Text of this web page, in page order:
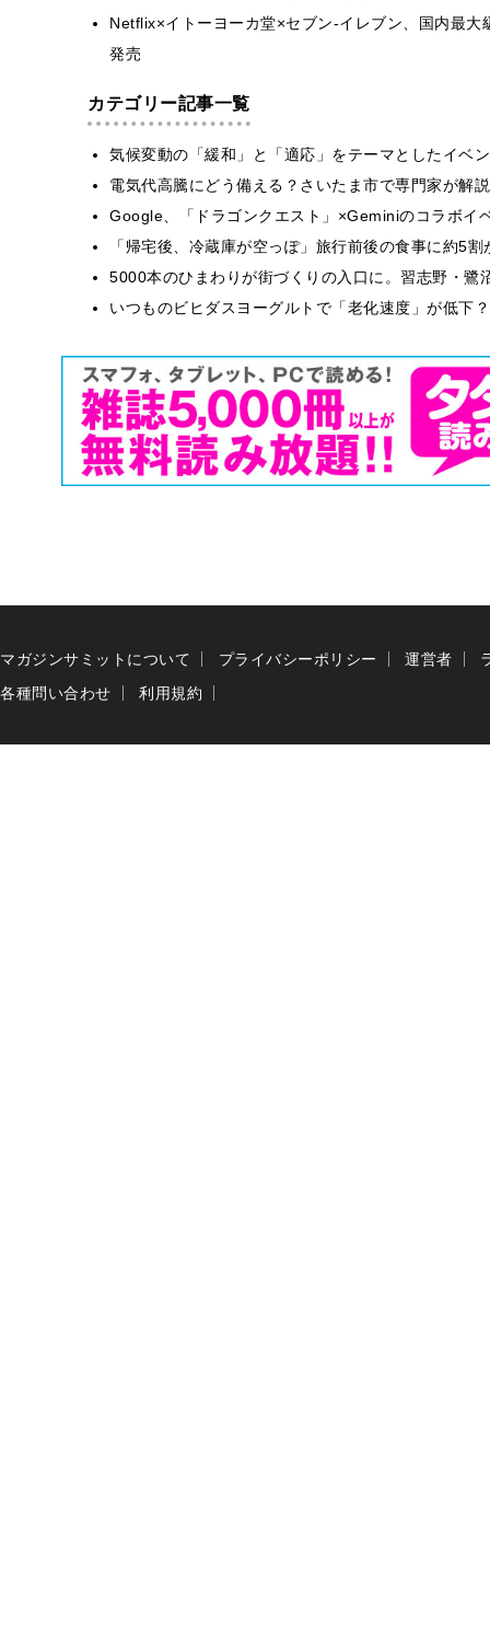
Netflix×イトーヨーカ堂×セブン-イレブン、国内最
発売
カテゴリー記事一覧
気候変動の「緩和」と「適応」をテーマとしたイベ
電気代高騰にどう備える？さいたま市で専門家が解
Google、「ドラゴンクエスト」×Geminiのコラボイ
「帰宅後、冷蔵庫が空っぽ」旅行前後の食事に約5
5000本のひまわりが街づくりの入口に。習志野・
いつものビヒダスヨーグルトで「老化速度」が低
マガジンサミットについて プライバシーポリシー 運営者
各種問い合わせ
利用規約